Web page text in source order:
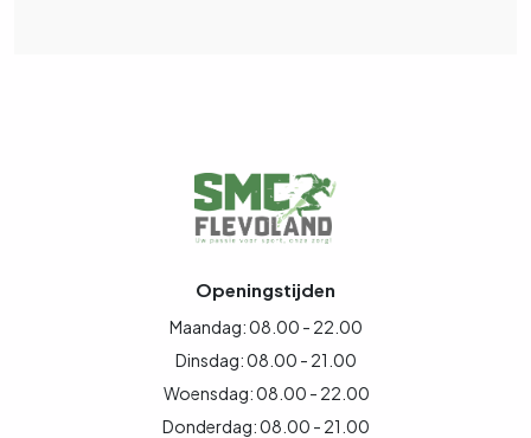
Openingstijden
Maandag: 08.00 - 22.00
Dinsdag: 08.00 - 21.00
Woensdag: 08.00 - 22.00
Donderdag: 08.00 - 21.00